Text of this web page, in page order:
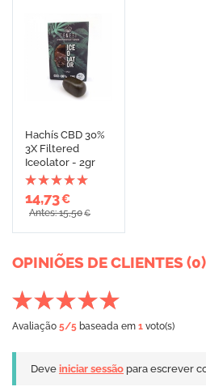
Hachís CBD 30%
3X Filtered
Iceolator - 2gr
14,73€
Antes: 15,50€
OPINIÕES DE CLIENTES (0)
Avaliação 5/5 baseada em 1 voto(s)
Deve iniciar sessão para escrever